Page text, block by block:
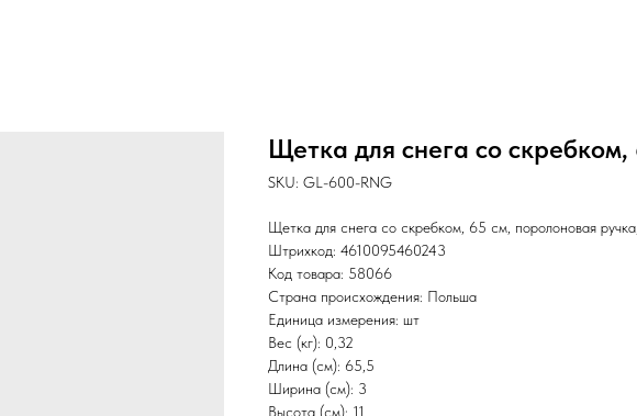
Щетка для снега со
SKU: GL-600-RNG
Щетка для снега со скребком, 65 см, поролоновая
Штрихкод: 4610095460243
Код товара: 58066
Страна происхождения: Польша
Единица измерения: шт
Вес (кг): 0,32
Длина (см): 65,5
Ширина (см): 3
Высота (см): 11